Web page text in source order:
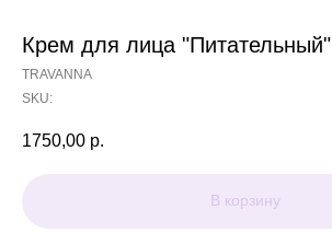
Крем для лица "Питательный"
TRAVANNA
SKU:
1750,00 р.
В корзину